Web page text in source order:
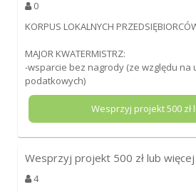
0
KORPUS LOKALNYCH
MAJOR KWATERMISTRZ:
-wsparcie bez nagrody (ze względu na
podatkowych)
Wesprzyj projekt500zł
Wesprzyj projekt 500 zł lub więcej
4